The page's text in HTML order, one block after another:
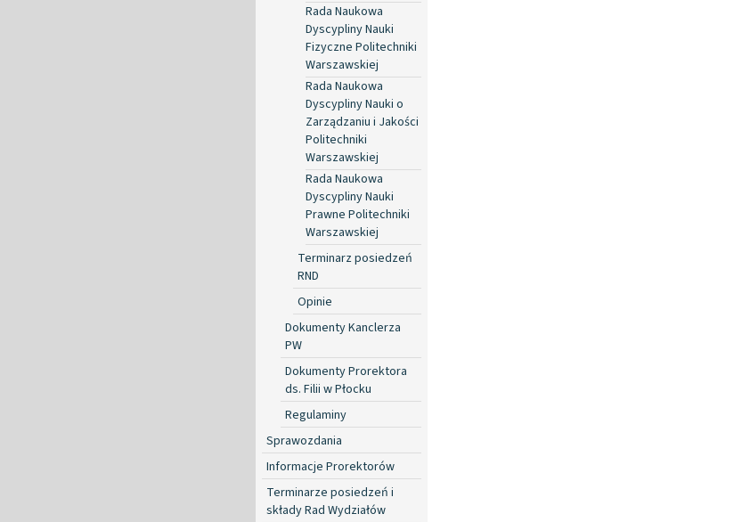
Rada Naukowa
Dyscypliny Nauki
Fizyczne Politechniki
Warszawskiej
Rada Naukowa
Dyscypliny Nauki o
Zarządzaniu i Jakości
Politechniki
Warszawskiej
Rada Naukowa
Dyscypliny Nauki
Prawne Politechniki
Warszawskiej
Terminarz posiedzeń
RND
Opinie
Dokumenty Kanclerza
PW
Dokumenty Prorektora
ds. Filii w Płocku
Regulaminy
Sprawozdania
Informacje Prorektorów
Terminarze posiedzeń i
składy Rad Wydziałów